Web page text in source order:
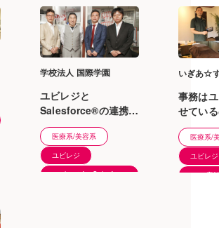
学校法人 国際学園
ユビレジと
Salesforce®の連携
が、顧客満足度に貢
献する会員管理の基
盤
医療系/美容系
ユビレジ
ユビレジ for Salesforce
いぎあ☆
事務は
せてい
時間ギ
客業務
とがで
りまし
医療系/
ユビレジ
1〜5店